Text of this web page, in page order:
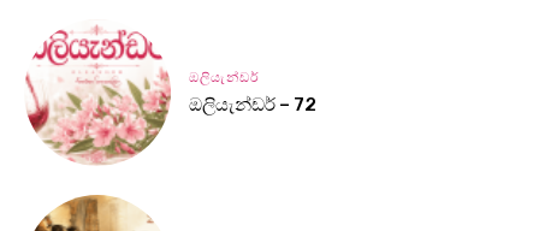
ඔලියැන්ඩර්
ඔලියැන්ඩර් – 72